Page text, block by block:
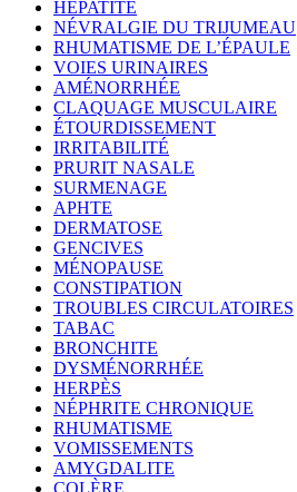
HÉPATITE
NÉVRALGIE DU TRIJUMEAU
RHUMATISME DE L’ÉPAULE
VOIES URINAIRES
AMÉNORRHÉE
CLAQUAGE MUSCULAIRE
ÉTOURDISSEMENT
IRRITABILITÉ
PRURIT NASALE
SURMENAGE
APHTE
DERMATOSE
GENCIVES
MÉNOPAUSE
CONSTIPATION
TROUBLES CIRCULATOIRES
TABAC
BRONCHITE
DYSMÉNORRHÉE
HERPÈS
NÉPHRITE CHRONIQUE
RHUMATISME
VOMISSEMENTS
AMYGDALITE
COLÈRE